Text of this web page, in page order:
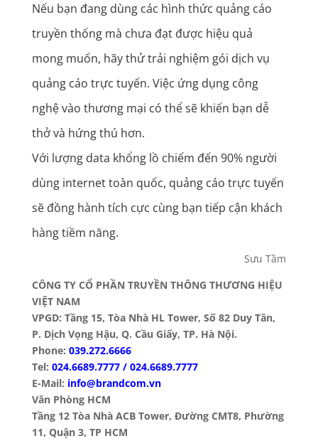
Nếu bạn đang dùng các hình thức quảng cáo
truyền thống mà chưa đạt được hiệu quả
mong muốn, hãy thử trải nghiệm gói dịch vụ
quảng cáo trực tuyến. Việc ứng dụng công
nghệ vào thương mại có thể sẽ khiến bạn dễ
thở và hứng thú hơn.
Với lượng data khổng lồ chiếm đến 90% người
dùng internet toàn quốc, quảng cáo trực tuyến
sẽ đồng hành tích cực cùng bạn tiếp cận khách
hàng tiềm năng.
Sưu Tầm
CÔNG TY CỔ PHẦN TRUYỀN THÔNG THƯƠNG HIỆU
VIỆT NAM
VPGD: Tầng 15, Tòa Nhà HL Tower, Số 82 Duy Tân,
P. Dịch Vọng Hậu, Q. Cầu Giấy, TP. Hà Nội.
Phone: 039.272.6666
Tel: 024.6689.7777 / 024.6689.7777
E-Mail: info@brandcom.vn
Văn Phòng HCM
Tầng 12 Tòa Nhà ACB Tower, Đường CMT8, Phường
11, Quận 3, TP HCM